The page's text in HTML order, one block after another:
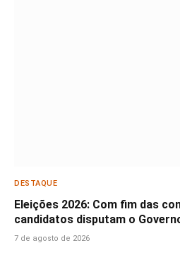
DESTAQUE
Eleições 2026: Com fim das
candidatos disputam o
7 de agosto de 2026